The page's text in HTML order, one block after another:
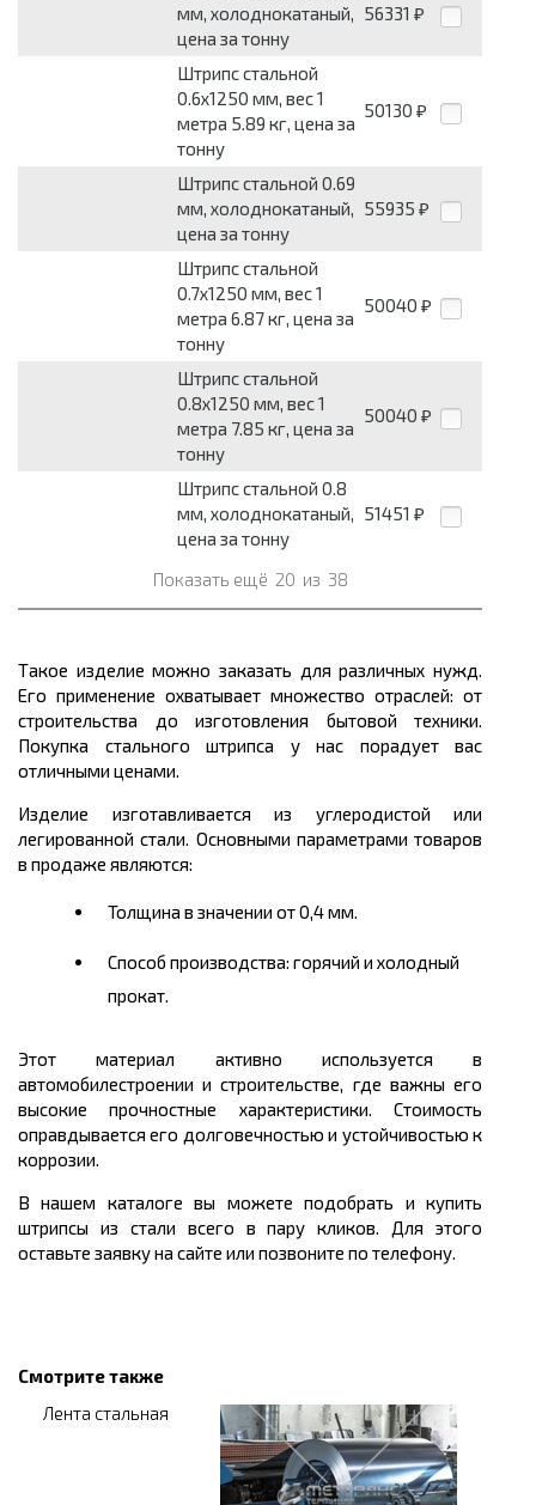
мм, холоднокатаный,
цена за тонну
56331 ₽
Штрипс стальной
0.6x1250 мм, вес 1
метра 5.89 кг, цена за
тонну
50130 ₽
Штрипс стальной 0.69
мм, холоднокатаный,
цена за тонну
55935 ₽
Штрипс стальной
0.7x1250 мм, вес 1
метра 6.87 кг, цена за
тонну
50040 ₽
Штрипс стальной
0.8x1250 мм, вес 1
метра 7.85 кг, цена за
тонну
50040 ₽
Штрипс стальной 0.8
мм, холоднокатаный,
цена за тонну
51451 ₽
Показать ещё 20 из 38
Такое изделие можно заказать для различных нужд.
Его применение охватывает множество отраслей: от
строительства до изготовления бытовой техники.
Покупка стального штрипса у нас порадует вас
отличными ценами.
Изделие изготавливается из углеродистой или
легированной стали. Основными параметрами товаров
в продаже являются:
Толщина в значении от 0,4 мм.
Способ производства: горячий и холодный
прокат.
Этот материал активно используется в
автомобилестроении и строительстве, где важны его
высокие прочностные характеристики. Стоимость
оправдывается его долговечностью и устойчивостью к
коррозии.
В нашем каталоге вы можете подобрать и купить
штрипсы из стали всего в пару кликов. Для этого
оставьте заявку на сайте или позвоните по телефону.
Смотрите также
Лента стальная